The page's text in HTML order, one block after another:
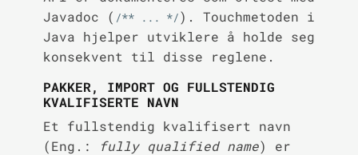
Javadoc ( /** ... */). Touchmetoden i
Java hjelper utviklere å holde seg
konsekvent til disse reglene.
PAKKER, IMPORT OG FULLSTENDIG
KVALIFISERTE NAVN
Et fullstendig kvalifisert navn
(Eng.:
fully qualified name) er